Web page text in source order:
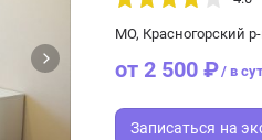
МО, Красногорский
от 2 500 ₽/ в
Записаться на